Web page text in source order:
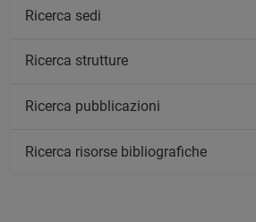
Ricerca sedi
Ricerca strutture
Ricerca pubblicazioni
Ricerca risorse bibliografiche